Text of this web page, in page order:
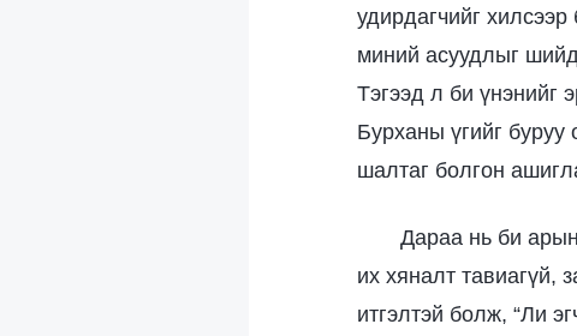
удирдагчийг
миний асуудлыг
Тэгээд л би үнэнийг
Бурханы үгийг буруу
шалтаг болгон
Дараа нь би
их хяналт тавиагүй,
итгэлтэй болж, “Ли